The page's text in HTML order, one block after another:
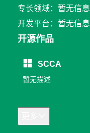
专长领域：暂无信息
开发平台：暂无信息
开源作品
SCCA
暂无描述